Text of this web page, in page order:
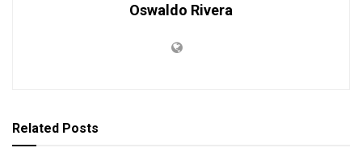
Oswaldo Rivera
Related Posts